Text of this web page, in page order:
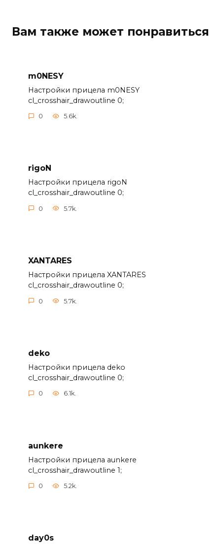
Вам также может понравиться
m0NESY
Настройки прицела m0NESY
cl_crosshair_drawoutline 0;
0 5.6k.
rigoN
Настройки прицела rigoN
cl_crosshair_drawoutline 0;
0 5.7k.
XANTARES
Настройки прицела XANTARES
cl_crosshair_drawoutline 0;
0 5.7k.
deko
Настройки прицела deko
cl_crosshair_drawoutline 0;
0 6.1k.
aunkere
Настройки прицела aunkere
cl_crosshair_drawoutline 1;
0 5.2k.
day0s